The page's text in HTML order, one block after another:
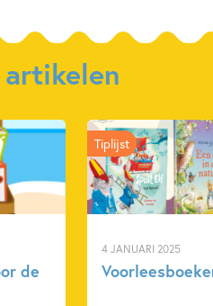
de
4 JANUARI 2025
Tiplijst